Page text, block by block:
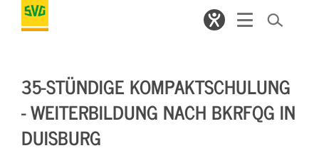
35-STÜNDIGE KOMPAKTSCHULUNG
- WEITERBILDUNG NACH BKRFQG IN
DUISBURG